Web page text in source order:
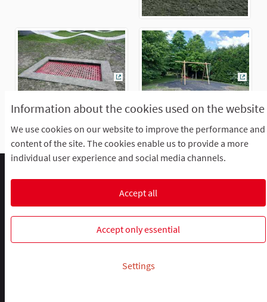
Information about the cookies used on the website
We use cookies on our website to improve the performance and
content of the site. The cookies enable us to provide a more
individual user experience and social media channels.
Accept all
Accept only essential
Settings
(External link)
Default title for terms-and-conditions
Cookie settings
R-lab, le laboratoire de la participation
R-lab, le laboratoire de la
R-lab, le laboratoire de la